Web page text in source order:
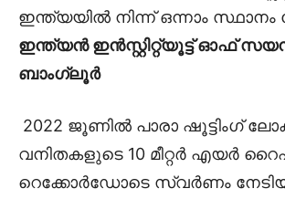
ഇന്ത്യയിൽ നിന്ന് ഒന്നാം സ്ഥാനം
ഇന്ത്യൻ ഇൻസ്റ്റിറ്റ്യൂട്ട് ഓഫ്
ബാംഗ്ലൂർ
2022 ജൂണിൽ പാരാ ഷൂട്ടിംഗ്
വനിതകളുടെ 10 മീറ്റർ എയർ
റെക്കോർഡോടെ സ്വർണം